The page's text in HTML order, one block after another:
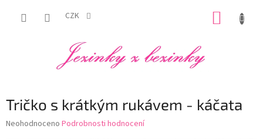
CZK
Tričko s krátkým rukávem - káčata
Průměrné
Neohodnoceno Podrobnosti hodnocení